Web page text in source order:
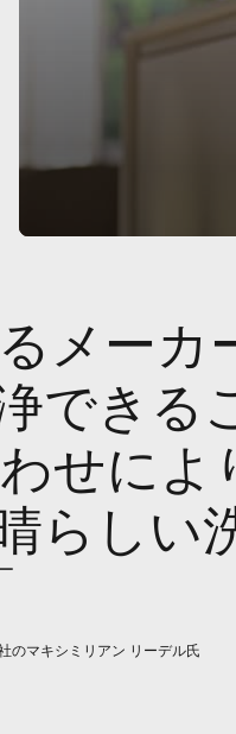
メーカ
できる
せによ
らしい
のマキシミリアン リーデル氏